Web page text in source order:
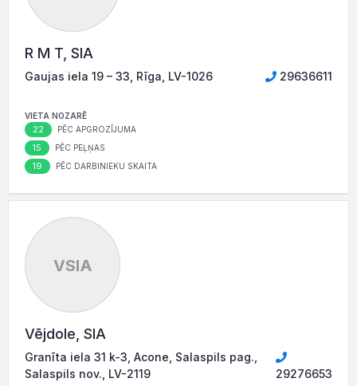
R M T, SIA
Gaujas iela 19 – 33, Rīga, LV-1026 29636611
VIETA NOZARĒ
22 PĒC APGROZĪJUMA
15 PĒC PEĻŅAS
19 PĒC DARBINIEKU SKAITA
VSIA
Vējdole, SIA
Granīta iela 31 k-3, Acone, Salaspils pag.,
Salaspils nov., LV-2119
29276653